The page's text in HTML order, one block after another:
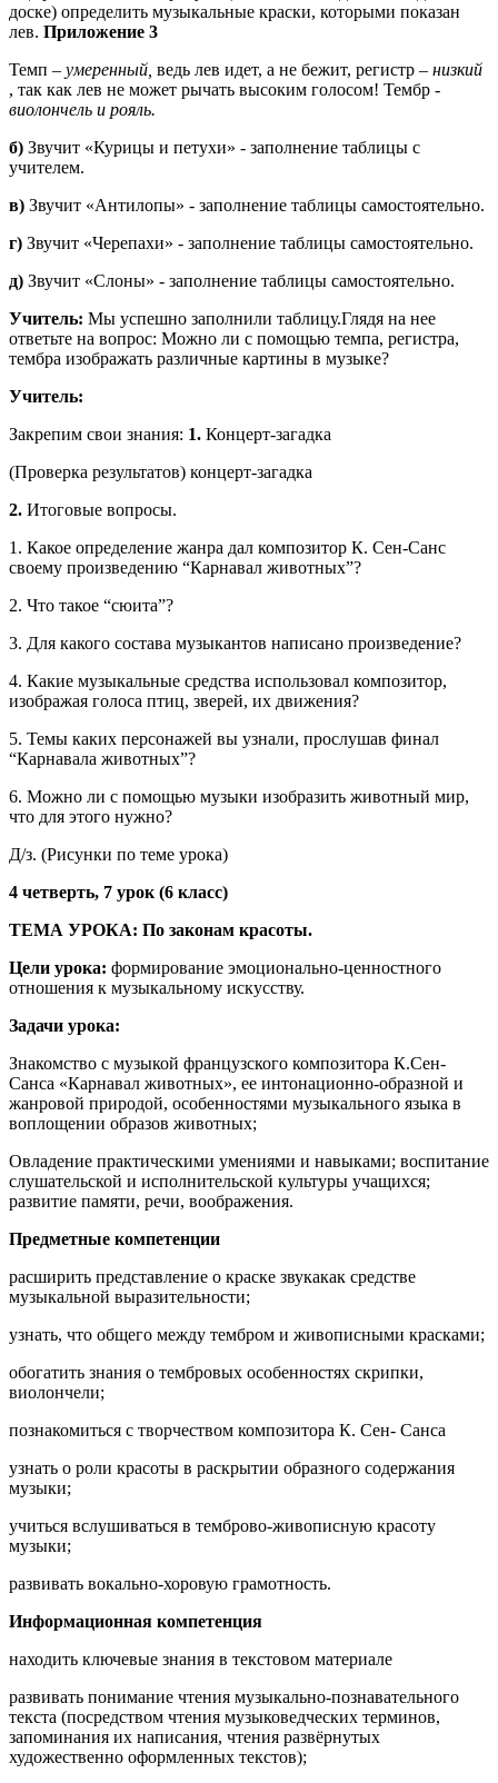
доске) определить музыкальные краски, которыми показан
лев. Приложение 3
Темп – умеренный, ведь лев идет, а не бежит, регистр – низкий
, так как лев не может рычать высоким голосом! Тембр -
виолончель и рояль.
б) Звучит «Курицы и петухи» - заполнение таблицы с
учителем.
в) Звучит «Антилопы» - заполнение таблицы самостоятельно.
г) Звучит «Черепахи» - заполнение таблицы самостоятельно.
д) Звучит «Слоны» - заполнение таблицы самостоятельно.
Учитель: Мы успешно заполнили таблицу.Глядя на нее
ответьте на вопрос: Можно ли с помощью темпа, регистра,
тембра изображать различные картины в музыке?
Учитель:
Закрепим свои знания: 1. Концерт-загадка
(Проверка результатов) концерт-загадка
2. Итоговые вопросы.
1. Какое определение жанра дал композитор К. Сен-Санс
своему произведению “Карнавал животных”?
2. Что такое “сюита”?
3. Для какого состава музыкантов написано произведение?
4. Какие музыкальные средства использовал композитор,
изображая голоса птиц, зверей, их движения?
5. Темы каких персонажей вы узнали, прослушав финал
“Карнавала животных”?
6. Можно ли с помощью музыки изобразить животный мир,
что для этого нужно?
Д/з. (Рисунки по теме урока)
4 четверть, 7 урок (6 класс)
ТЕМА УРОКА: По законам красоты.
Цели урока: формирование эмоционально-ценностного
отношения к музыкальному искусству.
Задачи урока:
Знакомство с музыкой французского композитора К.Сен-
Санса «Карнавал животных», ее интонационно-образной и
жанровой природой, особенностями музыкального языка в
воплощении образов животных;
Овладение практическими умениями и навыками; воспитание
слушательской и исполнительской культуры учащихся;
развитие памяти, речи, воображения.
Предметные компетенции
расширить представление о краске звукакак средстве
музыкальной выразительности;
узнать, что общего между тембром и живописными красками;
обогатить знания о тембровых особенностях скрипки,
виолончели;
познакомиться с творчеством композитора К. Сен- Санса
узнать о роли красоты в раскрытии образного содержания
музыки;
учиться вслушиваться в темброво-живописную красоту
музыки;
развивать вокально-хоровую грамотность.
Информационная компетенция
находить ключевые знания в текстовом материале
развивать понимание чтения музыкально-познавательного
текста (посредством чтения музыковедческих терминов,
запоминания их написания, чтения развёрнутых
художественно оформленных текстов);